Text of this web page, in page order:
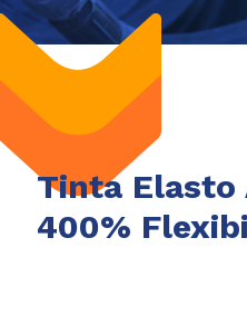
Tinta Elasto
400%